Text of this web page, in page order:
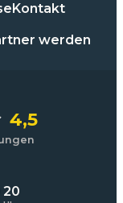
Kontakt
werden
4,5
20